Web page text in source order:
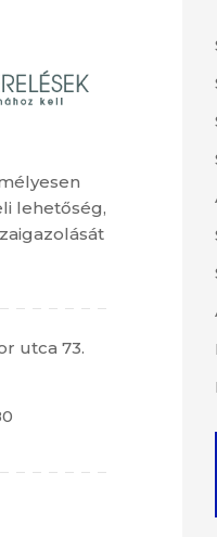
lehetőség,
utca 73.